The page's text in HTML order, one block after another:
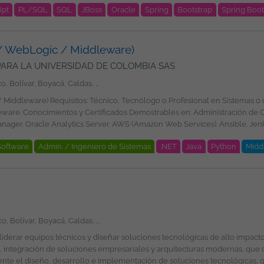
Programas de
edad, discapacidad, orientación sexual, identidad o expresión
es divulgada a través de ticjob.co
PL/SQL SQL JBoss Oracle Spring Bootstrap Spring Boot
WebLogic / Middleware)
LA UNIVERSIDAD DE COLOMBIA SAS
Amazonas, Antioquia, Arauca, Atlántico, Bolívar, Boyacá, Caldas, Caquetá, Casanare, Cauca, Cesar, Chocó, Córdoba, Cundinamarca, Guainía, Guaviare, Huila, La Guajira, Magdalena, Meta, Nariño, Norte de Santander, Putumayo, Quindío, Risaralda, San Andrés, Providencia y Santa Catalina, Santander, Sucre, Tolima, Valle del Cauca, Vaupés, Vichada, Bogotá
/ Reports.
Admin. / Ingeniero de Sistemas .NET Java Python
de soluciones empresariales y arquitecturas modernas,